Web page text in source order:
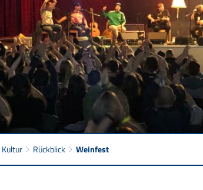
Kultur Rückblick Weinfest